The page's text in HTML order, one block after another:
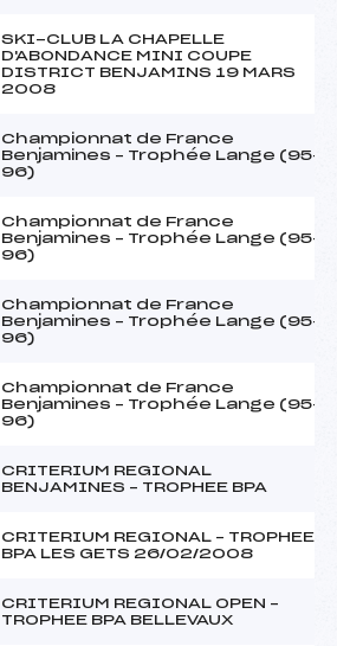
SKI-CLUB LA CHAPELLE
D'ABONDANCE MINI COUPE
DISTRICT BENJAMINS 19 MARS
2008
Championnat de France
Benjamines – Trophée Lange (95-
96)
Championnat de France
Benjamines – Trophée Lange (95-
96)
Championnat de France
Benjamines – Trophée Lange (95-
96)
Championnat de France
Benjamines – Trophée Lange (95-
96)
CRITERIUM REGIONAL
BENJAMINES – TROPHEE BPA
CRITERIUM REGIONAL – TROPHEE
BPA LES GETS 26/02/2008
CRITERIUM REGIONAL OPEN –
TROPHEE BPA BELLEVAUX